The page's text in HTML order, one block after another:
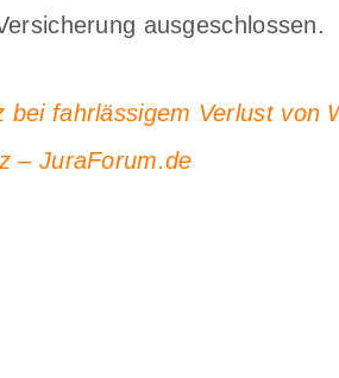
ausgeschlossen.
bei fahrlässigem Verlust von
– JuraForum.de